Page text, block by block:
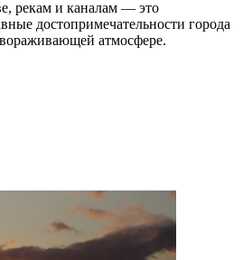
рекам и каналам — это
достопримечательности города
атмосфере.